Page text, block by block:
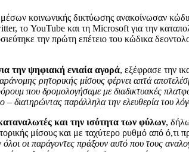
κοινωνικής δικτύωσης ανακοίνωσαν
το YouTube και τη Microsoft για την
την πρώτη επέτειο του κώδικα
την ψηφιακή ενιαία αγορά, εξέφρασε την
ρητορικής μίσους φέρνει απτά
που δρομολογήσαμε με διαδικτυακές
διατηρώντας παράλληλα την ελευθερία του
και την ισότητα των φύλων,
μίσους και με ταχύτερο ρυθμό από ό,τι
οι παράγοντες πράξουν αυτό που τους